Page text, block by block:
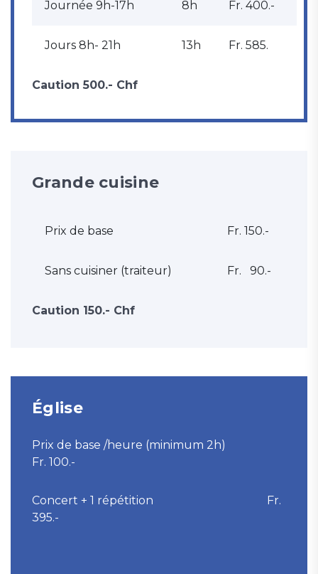
Journée 9h-17h 8h Fr. 400.-
Jours 8h- 21h 13h Fr. 585.
Caution 500.- Chf
Grande cuisine
Prix de base Fr. 150.-
Sans cuisiner (traiteur) Fr. 90.-
Caution 150.- Chf
Église
Prix de base /heure (minimum 2h)
Fr. 100.-
Concert + 1 répétition Fr.
395.-